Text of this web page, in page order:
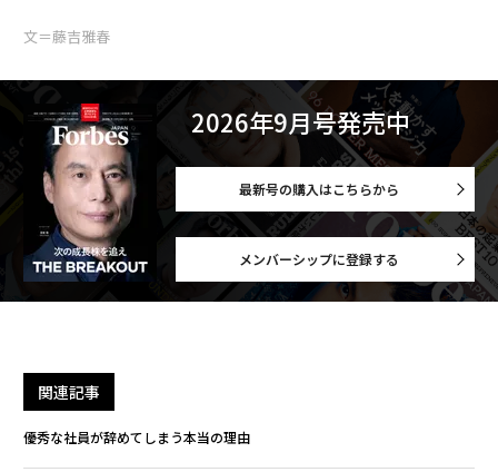
文＝藤吉雅春
2026年9月号発売中
最新号の購入はこちらから
メンバーシップに登録する
関連記事
優秀な社員が辞めてしまう本当の理由